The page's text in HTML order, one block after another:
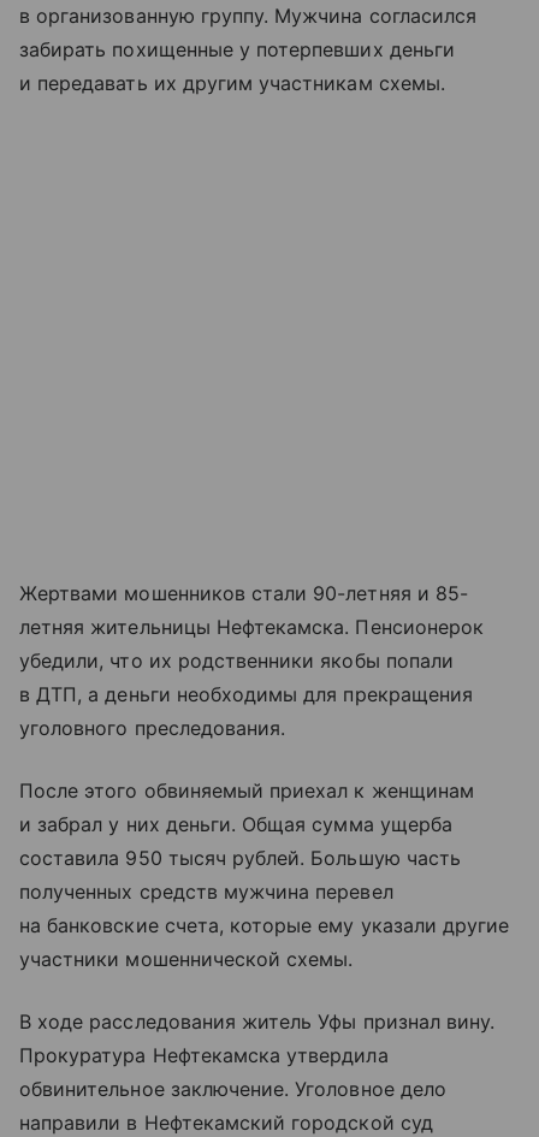
в организованную группу. Мужчина согласился
забирать похищенные у потерпевших деньги
и передавать их другим участникам схемы.
Жертвами мошенников стали 90-летняя и 85-
летняя жительницы Нефтекамска. Пенсионерок
убедили, что их родственники якобы попали
в ДТП, а деньги необходимы для прекращения
уголовного преследования.
После этого обвиняемый приехал к женщинам
и забрал у них деньги. Общая сумма ущерба
составила 950 тысяч рублей. Большую часть
полученных средств мужчина перевел
на банковские счета, которые ему указали другие
участники мошеннической схемы.
В ходе расследования житель Уфы признал вину.
Прокуратура Нефтекамска утвердила
обвинительное заключение. Уголовное дело
направили в Нефтекамский городской суд